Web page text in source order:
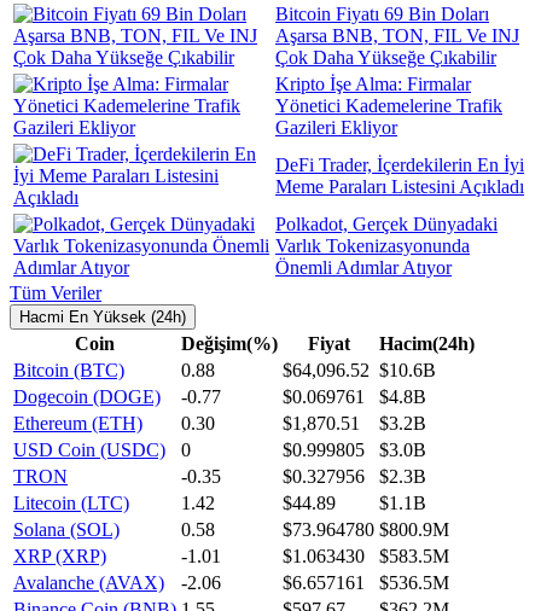
Bitcoin Fiyatı 69 Bin Doları
Aşarsa BNB, TON, FIL Ve INJ
Çok Daha Yükseğe Çıkabilir
Kripto İşe Alma: Firmalar
Yönetici Kademelerine Trafik
Gazileri Ekliyor
DeFi Trader, İçerdekilerin En İyi
Meme Paraları Listesini Açıkladı
Polkadot, Gerçek Dünyadaki
Varlık Tokenizasyonunda
Önemli Adımlar Atıyor
Tüm Veriler
Hacmi En Yüksek (24h)
Coin Değişim(%) Fiyat
Hacim(24h)
Bitcoin (BTC)
0.88 $64,096.52 $10.6B
Dogecoin (DOGE)
-0.77 $0.069761
$4.8B
Ethereum (ETH)
0.30 $1,870.51
$3.2B
USD Coin (USDC)
0 $0.999805
$3.0B
TRON
-0.35 $0.327956
$2.3B
Litecoin (LTC)
1.42 $44.89
$1.1B
Solana (SOL)
0.58 $73.964780 $800.9M
XRP (XRP)
-1.01 $1.063430
$583.5M
Avalanche (AVAX)
-2.06 $6.657161
$536.5M